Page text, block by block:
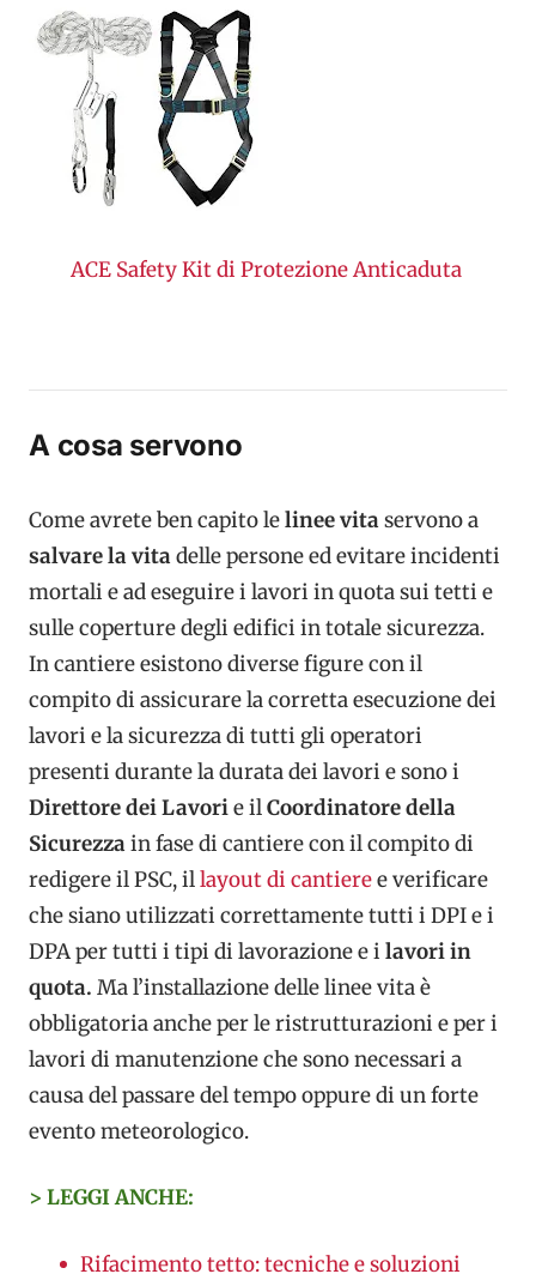
ACE Safety Kit di Protezione Anticaduta
A cosa servono
Come avrete ben capito lelinee vitaservono a
salvare la vitadelle persone ed evitare incidenti
mortali e ad eseguire i lavori in quota sui tetti e
sulle coperture degli edifici in totale sicurezza.
In cantiere esistono diverse figure con il
compito di assicurare la corretta esecuzione dei
lavori e la sicurezza di tutti gli operatori
presenti durante la durata dei lavori e sono i
Direttore dei Lavorie ilCoordinatore della
Sicurezzain fase di cantiere con il compito di
redigere il PSC, illayout di cantieree verificare
che siano utilizzati correttamente tutti i DPI e i
DPA per tutti i tipi di lavorazione e i lavori in
quota. Ma l’installazione delle linee vita è
obbligatoria anche per le ristrutturazioni e per i
lavori di manutenzione che sono necessari a
causa del passare del tempo oppure di un forte
evento meteorologico.
> LEGGI ANCHE:
Rifacimento tetto: tecniche e soluzioni